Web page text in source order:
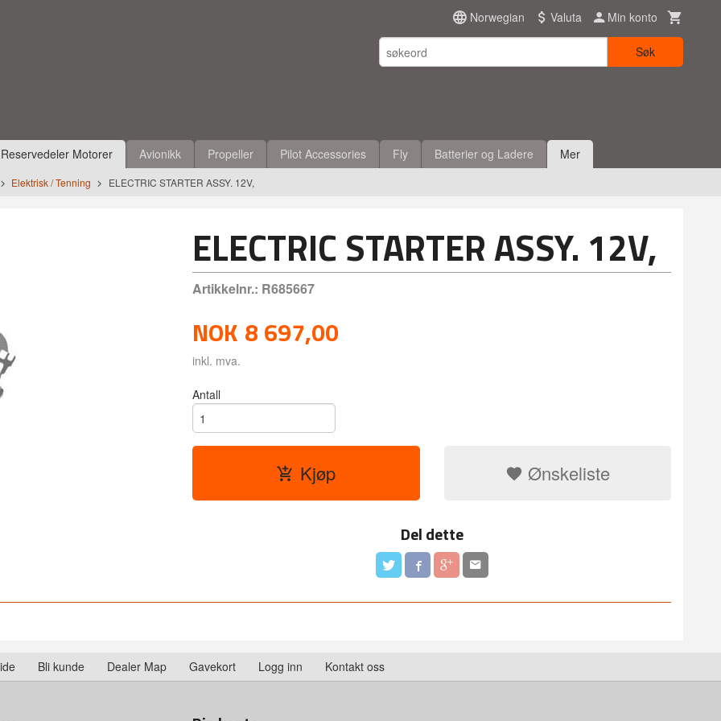
Norwegian Valuta Min konto
Søk
Reservedeler Motorer Avionikk Propeller Pilot Accessories Fly Batterier og Ladere Mer
Elektrisk / Tenning ELECTRIC STARTER ASSY. 12V,
ELECTRIC STARTER ASSY. 12V,
Artikkelnr.: R685667
NOK 8 697,00
inkl. mva.
Antall
Kjøp Ønskeliste
Del dette
Bli kunde Dealer Map Gavekort Logg inn Kontakt oss